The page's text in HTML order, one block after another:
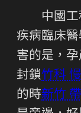
中國
疾病臨床
害的是，
封鎖竹科
的時新竹